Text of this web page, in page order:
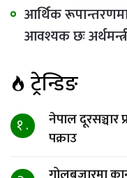
आर्थिक
आवश्यक छः
ट्रेन्डिङ
१ .
नेपाल दूरसञ्चार
पक्राउ